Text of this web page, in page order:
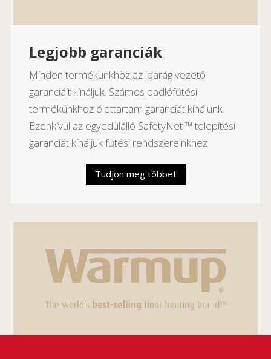
Legjobb garanciák
Minden termékünkhöz az iparág vezető
garanciáit kínáljuk. Számos padlófűtési
termékünkhöz élettartam garanciát kínálunk.
Ezenkívül az egyedülálló SafetyNet ™ telepítési
garanciát kínáljuk fűtési rendszereinkhez
Tudjon meg többet